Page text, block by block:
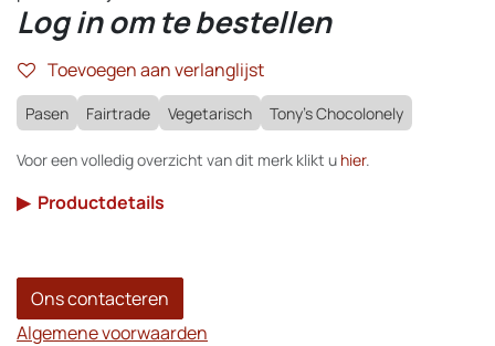
Log in om te bestellen
Toevoegen aan verlanglijst
Pasen Fairtrade Vegetarisch Tony's Chocolonely
Voor een volledig overzicht van dit merk klikt u hier.
▶ Productdetails
Ons contacteren
Algemene voorwaarden